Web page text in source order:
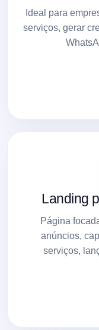
Ideal para
serviços, gerar
Landing
Página
anúncios,
serviços,